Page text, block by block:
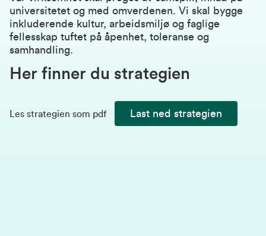
universitetet og med omverdenen. Vi skal bygge
inkluderende kultur, arbeidsmiljø og faglige
fellesskap tuftet på åpenhet, toleranse og
samhandling.
Her finner du strategien
Les strategien som pdf Last ned strategien